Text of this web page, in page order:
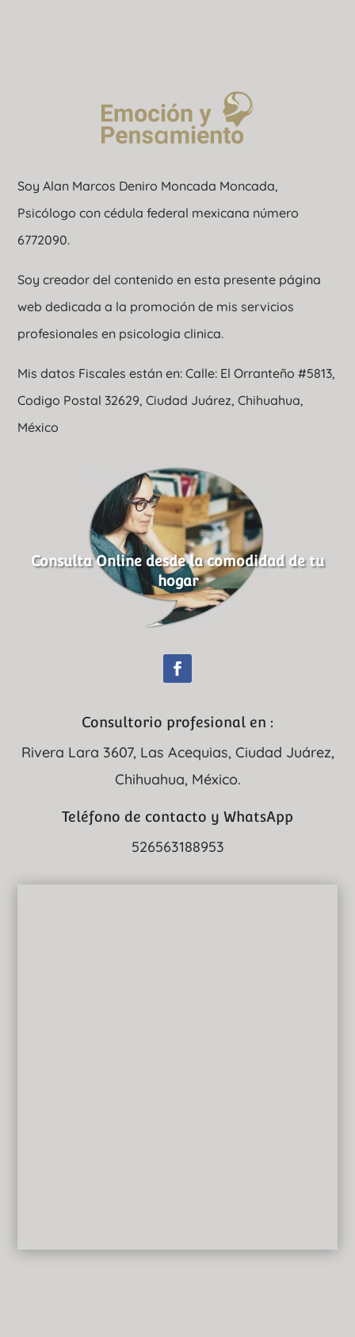
Soy Alan Marcos Deniro Moncada Moncada,
Psicólogo con cédula federal mexicana número
6772090.
Soy creador del contenido en esta presente página
web dedicada a la promoción de mis servicios
profesionales en psicologia clinica.
Mis datos Fiscales están en: Calle: El Orranteño #5813,
Codigo Postal 32629, Ciudad Juárez, Chihuahua,
México
Consulta Online desde la comodidad de tu
hogar
Consultorio profesional en :
Rivera Lara 3607, Las Acequias, Ciudad Juárez,
Chihuahua, México.
Teléfono de contacto y WhatsApp
526563188953